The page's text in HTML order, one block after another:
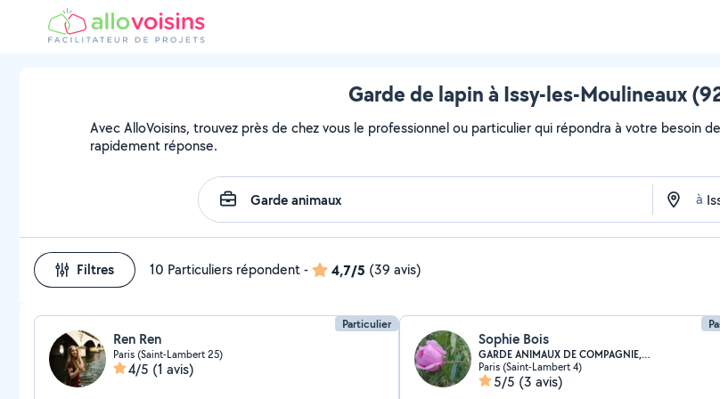
Garde de lapin à Issy-les-Moulineaux
Avec AlloVoisins, trouvez près de chez vous le professionnel ou particulier qui répondra à votre besoin
rapidement réponse.
à
Filtres 10 Particuliers répondent- 4,7/5 (39 avis)
Particulier
Ren Ren
Paris (Saint-Lambert 25)
4/5 (1 avis)
Sophie Bois
GARDE ANIMAUX DE COMPAGNIE,NAC
Paris (Saint-Lambert 4)
5/5 (3 avis)